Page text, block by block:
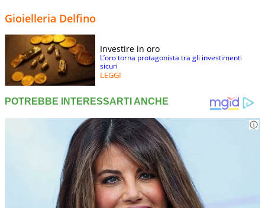
Gioielleria Delfino
Investire in oro
L’oro torna protagonista tra gli investimenti
sicuri
LEGGI